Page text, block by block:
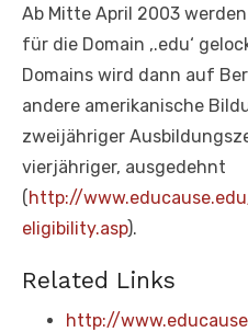
Ab Mitte April 2003
für die Domain ‚.edu‘
Domains wird dann auf
andere amerikanische
zweijähriger
vierjähriger, ausgedehnt
(http://
eligibility.asp).
Related Links
http://